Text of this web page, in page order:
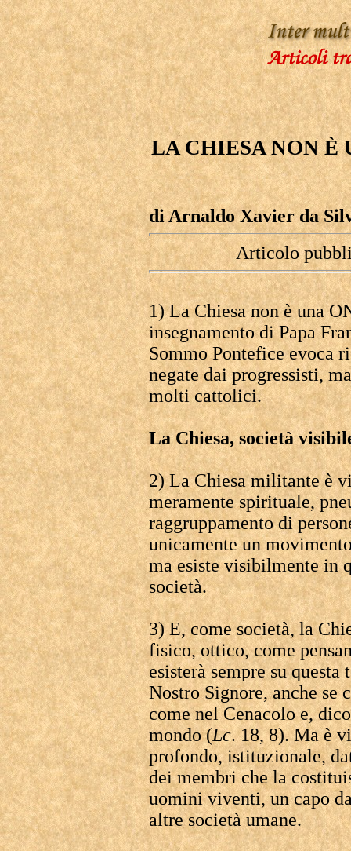
LA CHIESA NON È
di Arnaldo Xavier da
Articolo
1) La Chiesa non è una
insegnamento di Papa
Sommo Pontefice evoca
negate dai progressisti,
molti cattolici.
La Chiesa, società
2) La Chiesa militante è
meramente spirituale,
raggruppamento di
unicamente un
ma esiste visibilmente in
società.
3) E, come società, la
fisico, ottico, come
esisterà sempre su
Nostro Signore, anche
come nel Cenacolo e,
mondo (Lc. 18, 8). Ma è
profondo, istituzionale,
dei membri che la
uomini viventi, un capo
altre società umane.